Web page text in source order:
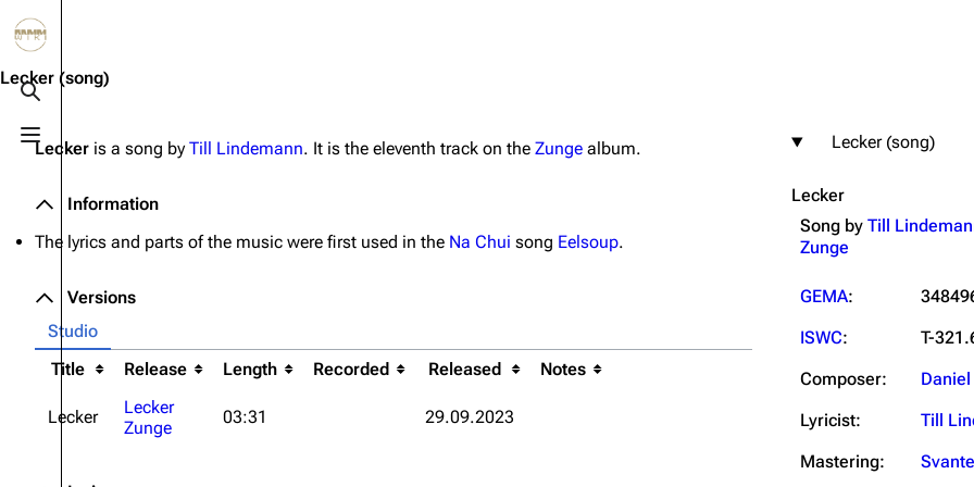
Toggle search
Toggle menu
Navigation
Main page
Blog
Contact
Rammstein
Discography
Tour dates
Emigrate
Discography
Merchandise
Tour dates
Till Lindemann
Information
Discography
Merchandise
Members
Richard Kruspe
Lecker (song)
Lecker (song)
Lecker
Song by Till
Zunge
GEMA:
ISWC:
T-
Composer:
Lyricist:
Till
Mastering:
Lecker is a song by Till Lindemann. It is the eleventh track on the Zunge album.
Information
The lyrics and parts of the music were first used in the Na Chui song Eelsoup.
Versions
Studio
Title
Release Length Recorded Released Notes
Lecker
Lecker
Zunge
03:31 29.09.2023